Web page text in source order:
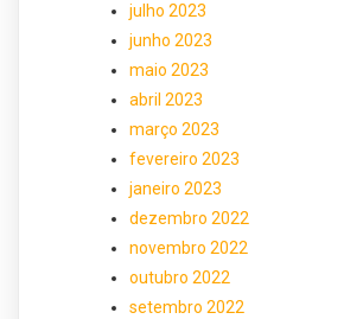
julho 2023
junho 2023
maio 2023
abril 2023
março 2023
fevereiro 2023
janeiro 2023
dezembro 2022
novembro 2022
outubro 2022
setembro 2022